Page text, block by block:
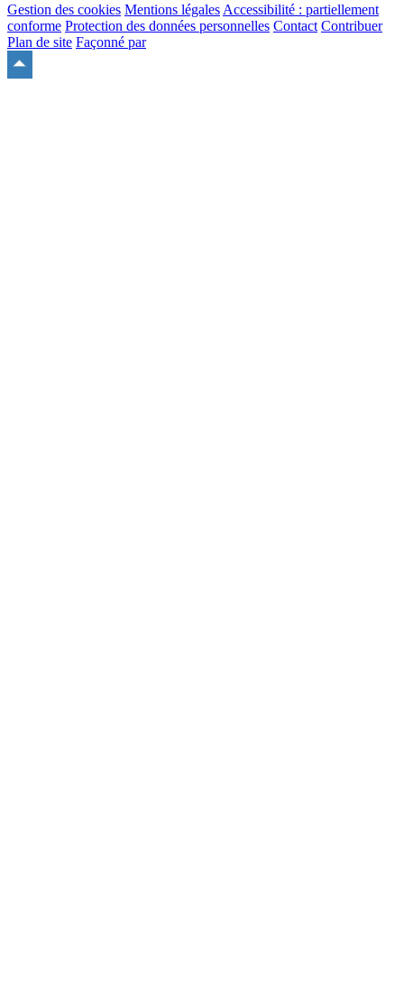
Gestion des cookies Mentions légales Accessibilité : partiellement
conforme Protection des données personnelles Contact Contribuer
Plan de site Façonné par